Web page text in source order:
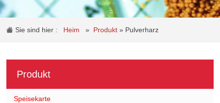
KONTAKT
Sie sind hier : Heim » Produkt» Pulverharz
Produkt
Speisekarte